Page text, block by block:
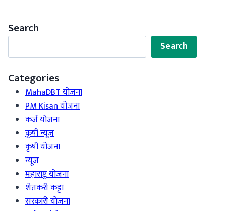
Search
Search
Categories
MahaDBT योजना
PM Kisan योजना
कर्ज योजना
कृषी न्यूज
कृषी योजना
न्यूज
महाराष्ट्र योजना
शेतकरी कट्टा
सरकारी योजना